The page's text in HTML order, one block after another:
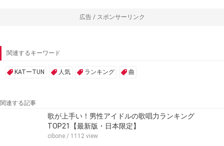
広告 / スポンサーリンク
関連するキーワード
KATーTUN 人気 ランキング 曲
関連する記事
歌が上手い！男性アイドルの歌唱力ランキング
TOP21【最新版・日本限定】
cibone / 1112 view